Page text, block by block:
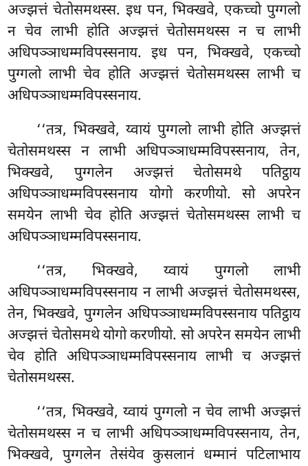
अज्झत्तं चेतोसमथस्स. इध पन, भिक्खवे, एकच्चो पुग्गलो
न चेव लाभी होति अज्झत्तं चेतोसमथस्स न च लाभी
अधिपञ्ञाधम्मविपस्सनाय. इध पन, भिक्खवे, एकच्चो
पुग्गलो लाभी चेव होति अज्झत्तं चेतोसमथस्स लाभी च
अधिपञ्ञाधम्मविपस्सनाय.
‘‘तत्र, भिक्खवे, य्वायं पुग्गलो लाभी होति अज्झत्तं
चेतोसमथस्स न लाभी अधिपञ्ञाधम्मविपस्सनाय, तेन,
भिक्खवे, पुग्गलेन अज्झत्तं चेतोसमथे पतिट्ठाय
अधिपञ्ञाधम्मविपस्सनाय योगो करणीयो. सो अपरेन
समयेन लाभी चेव होति अज्झत्तं चेतोसमथस्स लाभी च
अधिपञ्ञाधम्मविपस्सनाय.
‘‘तत्र, भिक्खवे, य्वायं पुग्गलो लाभी
अधिपञ्ञाधम्मविपस्सनाय न लाभी अज्झत्तं चेतोसमथस्स,
तेन, भिक्खवे, पुग्गलेन अधिपञ्ञाधम्मविपस्सनाय पतिट्ठाय
अज्झत्तं चेतोसमथे योगोकरणीयो. सो अपरेन समयेन लाभी
चेव होति अधिपञ्ञाधम्मविपस्सनाय लाभी च अज्झत्तं
चेतोसमथस्स.
‘‘तत्र, भिक्खवे, य्वायं पुग्गलो न चेव लाभी अज्झत्तं
चेतोसमथस्स न च लाभी अधिपञ्ञाधम्मविपस्सनाय, तेन,
भिक्खवे, पुग्गलेन तेसंयेव कुसलानं धम्मानं पटिलाभाय